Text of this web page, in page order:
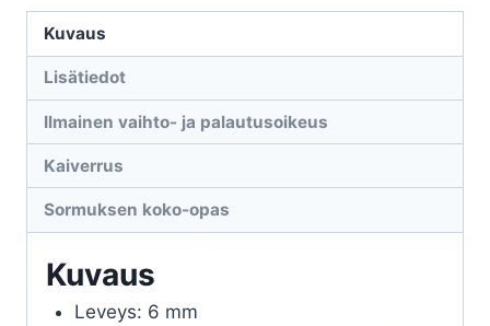
määrä
Kuvaus
Lisätiedot
Ilmainen vaihto- ja palautusoikeus
Kaiverrus
Sormuksen koko-opas
Kuvaus
Leveys: 6 mm